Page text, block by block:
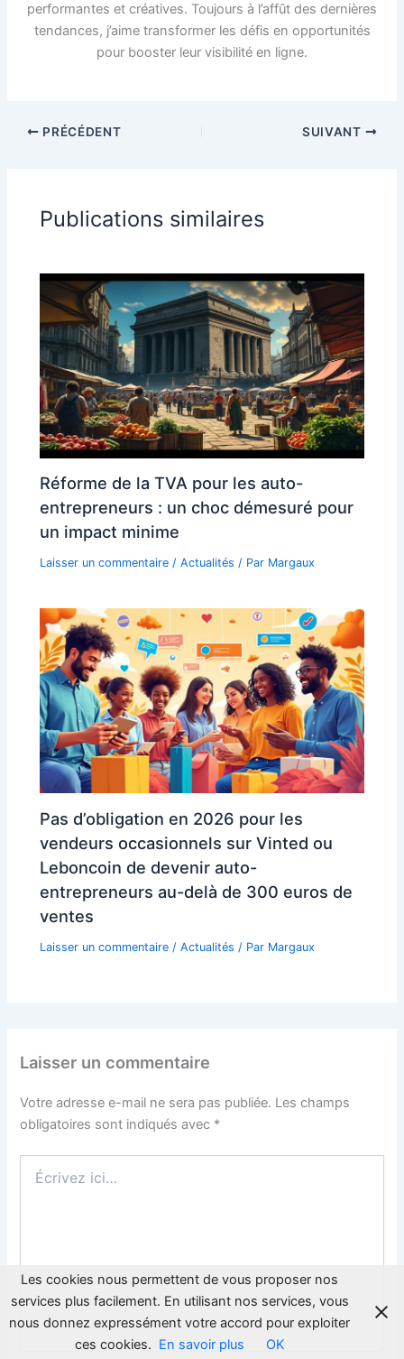
performantes et créatives. Toujours à l’affût des dernières
tendances, j’aime transformer les défis en opportunités
pour booster leur visibilité en ligne.
PRÉCÉDENT SUIVANT
Publications similaires
Réforme de la TVA pour les auto-
entrepreneurs : un choc démesuré pour
un impact minime
Laisser un commentaire /Actualités / Par Margaux
Pas d’obligation en 2026 pour les
vendeurs occasionnels sur Vinted ou
Leboncoin de devenir auto-
entrepreneurs au-delà de 300 euros de
ventes
Laisser un commentaire /Actualités / Par Margaux
Laisser un commentaire
Votre adresse e-mail ne sera pas publiée. Les champs
obligatoires sont indiqués avec *
ici…
Les cookies nous permettent de vous proposer nos
services plus facilement. En utilisant nos services, vous
nous donnez expressément votre accord pour exploiter
ces cookies. En savoir plus OK